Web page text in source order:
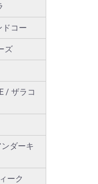
ドコー
ズ
/ ザラコ
ンダーキ
ーク